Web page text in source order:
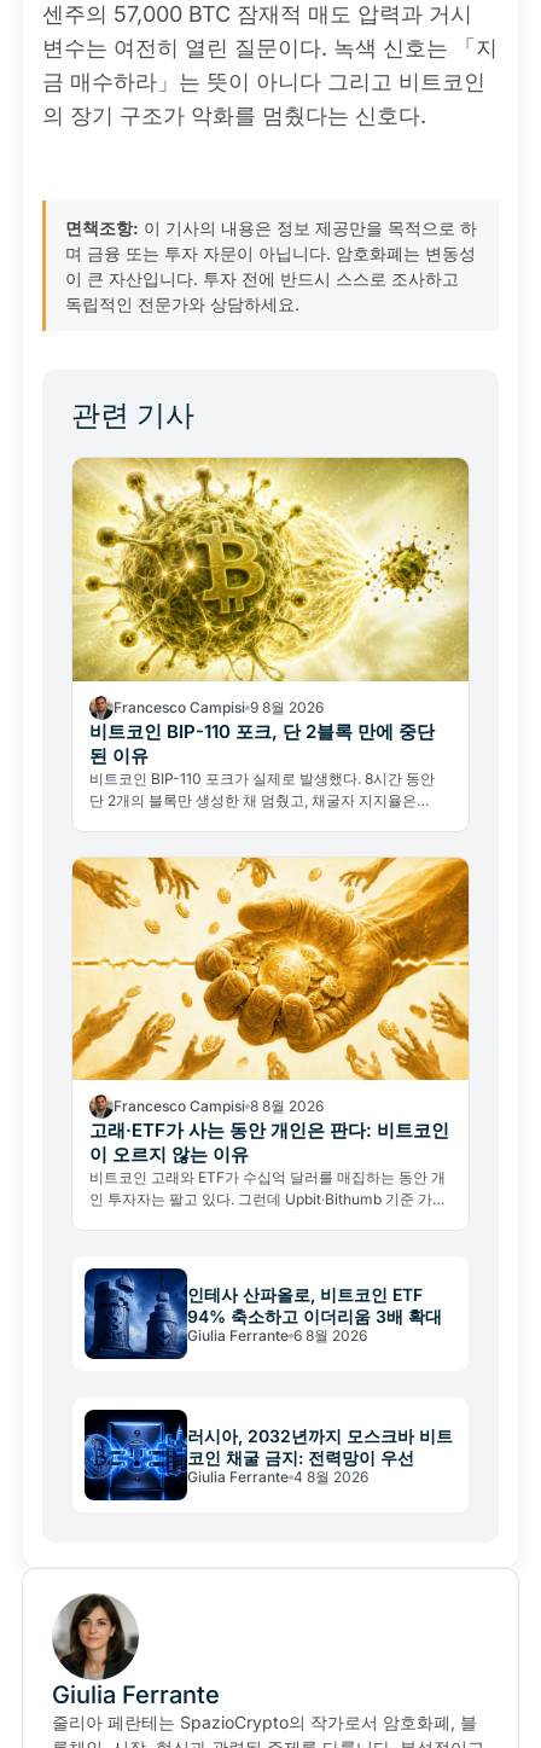
센주의 57,000 BTC 잠재적 매도 압력과 거시
변수는 여전히 열린 질문이다. 녹색 신호는 「지
금 매수하라」는 뜻이 아니다 그리고 비트코인
의 장기 구조가 악화를 멈췄다는 신호다.
면책조항: 이 기사의 내용은 정보 제공만을 목적으로 하
며 금융 또는 투자 자문이 아닙니다. 암호화폐는 변동성
이 큰 자산입니다. 투자 전에 반드시 스스로 조사하고
독립적인 전문가와 상담하세요.
관련 기사
Francesco Campisi 9 8월 2026
비트코인 BIP-110 포크, 단 2블록 만에 중단
된 이유
비트코인 BIP-110 포크가 실제로 발생했다. 8시간 동안
단 2개의 블록만 생성한 채 멈췄고, 채굴자 지지율은
Francesco Campisi 8 8월 2026
고래·ETF가 사는 동안 개인은 판다: 비트코인
이 오르지 않는 이유
비트코인 고래와 ETF가 수십억 달러를 매집하는 동안 개
인 투자자는 팔고 있다. 그런데 Upbit·Bithumb 기준 가격
인테사 산파올로, 비트코인 ETF
94% 축소하고 이더리움 3배 확대
Giulia Ferrante 6 8월 2026
러시아, 2032년까지 모스크바 비트
코인 채굴 금지: 전력망이 우선
Giulia Ferrante 4 8월 2026
Giulia Ferrante
줄리아 페란테는 SpazioCrypto의 작가로서 암호화폐, 블